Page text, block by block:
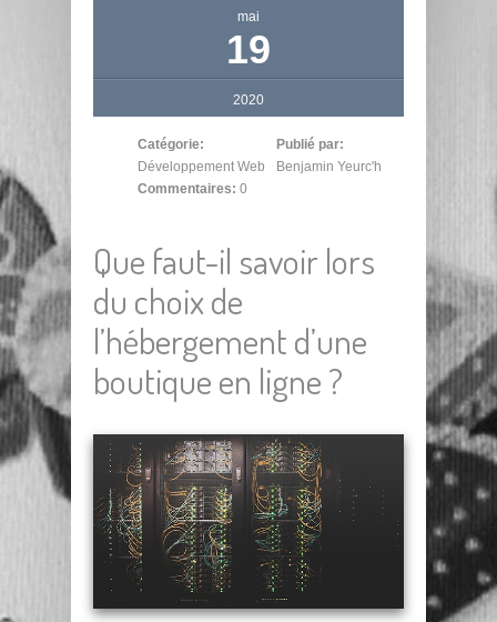
mai
19
2020
Catégorie:
Développement Web
Publié par:
Benjamin Yeurc'h
Commentaires: 0
Que faut-il savoir lors
du choix de
l’hébergement d’une
boutique en ligne ?